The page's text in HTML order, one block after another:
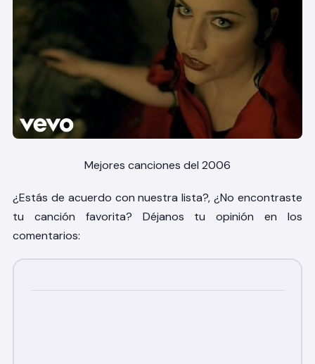
Mejores canciones del 2006
¿Estás de acuerdo con nuestra lista?, ¿No encontraste
tu canción favorita? Déjanos tu opinión en los
comentarios: